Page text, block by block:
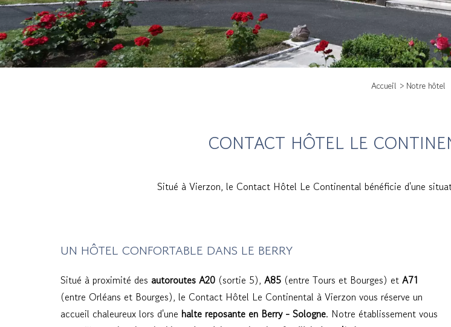
Accueil Notre hôtel
CONTACT HÔTEL LE
Situé à Vierzon, le Contact Hôtel Le Continental bénéficie d'une
UN HÔTEL CONFORTABLE DANS LE BERRY
Situé à proximité des autoroutes A20 (sortie 5), A85 (entre Tours et Bourges) et A71
(entre Orléans et Bourges), le Contact Hôtel Le Continental à Vierzon vous réserve un
accueil chaleureux lors d'une halte reposante en Berry - Sologne. Notre établissement vous